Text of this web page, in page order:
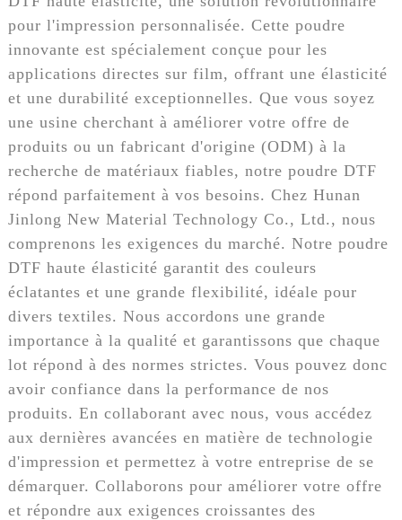
pour l'impression personnalisée. Cette poudre
innovante est spécialement conçue pour les
applications directes sur film, offrant une élasticité
et une durabilité exceptionnelles. Que vous soyez
une usine cherchant à améliorer votre offre de
produits ou un fabricant d'origine (ODM) à la
recherche de matériaux fiables, notre poudre DTF
répond parfaitement à vos besoins. Chez Hunan
Jinlong New Material Technology Co., Ltd., nous
comprenons les exigences du marché. Notre poudre
DTF haute élasticité garantit des couleurs
éclatantes et une grande flexibilité, idéale pour
divers textiles. Nous accordons une grande
importance à la qualité et garantissons que chaque
lot répond à des normes strictes. Vous pouvez donc
avoir confiance dans la performance de nos
produits. En collaborant avec nous, vous accédez
aux dernières avancées en matière de technologie
d'impression et permettez à votre entreprise de se
démarquer. Collaborons pour améliorer votre offre
et répondre aux exigences croissantes des